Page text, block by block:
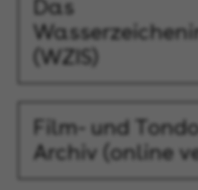
Das
(WZIS)
Film- und
Archiv (online